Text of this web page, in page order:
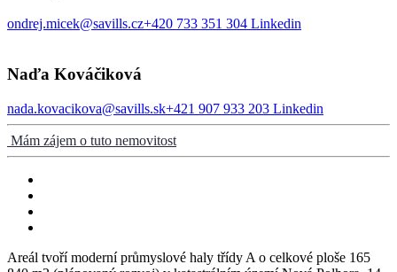
ondrej.micek@savills.cz+420 733 351 304 Linkedin
Naďa Kováčiková
nada.kovacikova@savills.sk+421 907 933 203 Linkedin
Mám zájem o tuto nemovitost
Areál tvoří moderní průmyslové haly třídy A o celkové ploše 165